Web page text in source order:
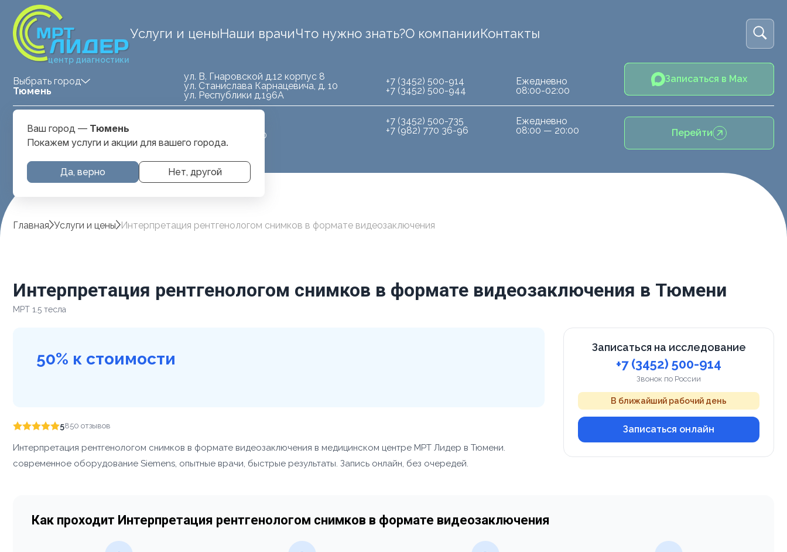
центр диагностики
Услуги и ценыНаши врачиЧто нужно знать?О компанииКонтакты
Выбрать город
Тюмень
Тюмень
ул. В. Гнаровской д.12 корпус 8
ул. Станислава Карнацевича, д. 10
ул. Республики д.196А
Карнацевича, д. 10
+7 (3452) 500-914
+7 (3452) 500-944
+7 (3452) 500-735
+7 (982) 770 36-96
Ежедневно
08:00-02:00
Ежедневно
08:00 — 20:00
Записаться в Max
Перейти
Ваш город — Тюмень
Покажем услуги и акции для вашего города.
Да, верно Нет, другой
Главная Услуги и цены Интерпретация рентгенологом снимков в формате видеозаключения
Интерпретация рентгенологом снимков в формате видеозаключения в Тюмени
МРТ 1.5 тесла
50% к стоимости
5850 отзывов
Интерпретация рентгенологом снимков в формате видеозаключения в медицинском центре МРТ Лидер в Тюмени.
современное оборудование Siemens, опытные врачи, быстрые результаты. Запись онлайн, без очередей.
Записаться на исследование
+7 (3452) 500-914
Звонок по России
В ближайший рабочий день
Записаться онлайн
Как проходит Интерпретация рентгенологом снимков в формате видеозаключения